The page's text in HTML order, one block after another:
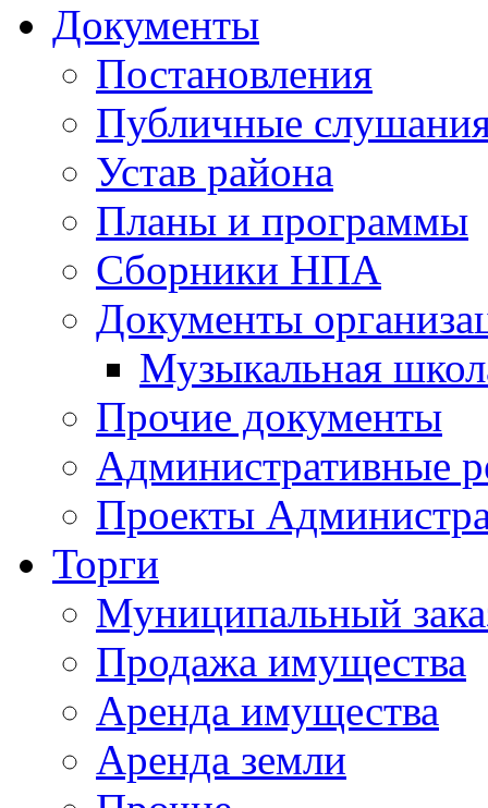
Документы
Постановления
Публичные
Устав района
Планы и программы
Сборники НПА
Документы
Музыкальная
Прочие документы
Административные
Проекты
Торги
Муниципальный
Продажа имущества
Аренда имущества
Аренда земли